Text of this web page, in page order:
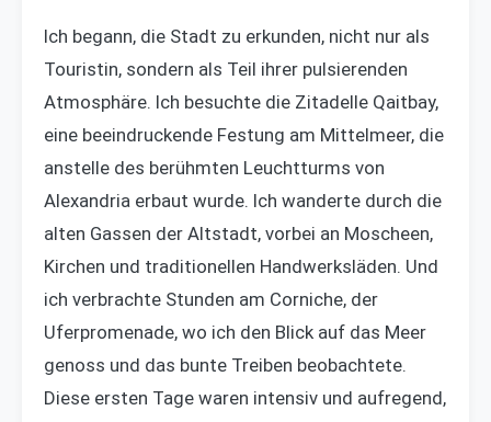
Ich begann, die Stadt zu erkunden, nicht nur als
Touristin, sondern als Teil ihrer pulsierenden
Atmosphäre. Ich besuchte die Zitadelle Qaitbay,
eine beeindruckende Festung am Mittelmeer, die
anstelle des berühmten Leuchtturms von
Alexandria erbaut wurde. Ich wanderte durch die
alten Gassen der Altstadt, vorbei an Moscheen,
Kirchen und traditionellen Handwerksläden. Und
ich verbrachte Stunden am Corniche, der
Uferpromenade, wo ich den Blick auf das Meer
genoss und das bunte Treiben beobachtete.
Diese ersten Tage waren intensiv und aufregend,